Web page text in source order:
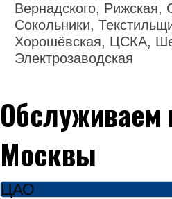
Вернадского, Рижская,
Сокольники,
Хорошёвская, ЦСКА,
Электрозаводская
Обслуживаем
Москвы
ЦАО